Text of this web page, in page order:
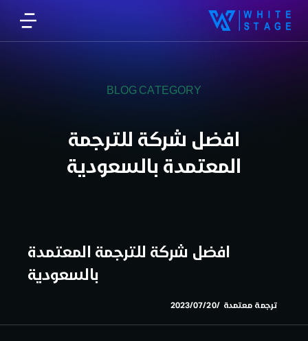
BLOG CATEGORY
افضل شركة للترجمة
المعتمدة بالسعودية
افضل شركة للترجمة المعتمدة
بالسعودية
ترجمة معتمدة 2023/07/20